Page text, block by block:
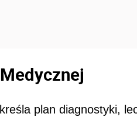
plan diagnostyki,